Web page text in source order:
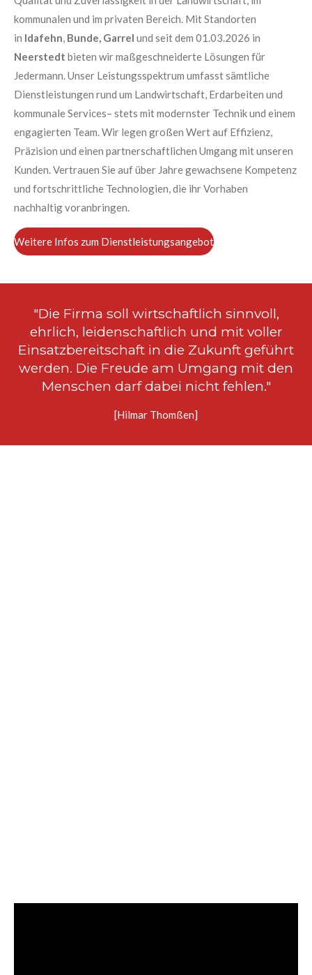
m
kommunalen und im privaten Bereich. Mit Standorten
in Idafehn, Bunde, Garrel und seit dem 01.03.2026 in
Neerstedt bieten wir maßgeschneiderte Lösungen für
Jedermann. Unser Leistungsspektrum umfasst sämtliche
Dienstleistungen rund um Landwirtschaft, Erdarbeiten und
kommunale Services– stets mit modernster Technik und einem
engagierten Team. Wir legen großen Wert auf Effizienz,
Präzision und einen partnerschaftlichen Umgang mit unseren
Kunden. Vertrauen Sie auf über Jahre gewachsene Kompetenz
und fortschrittliche Technologien, die ihr Vorhaben
nachhaltig voranbringen.
Weitere Infos zum Dienstleistungsangebot
"Die Firma soll wirtschaftlich sinnvoll,
ehrlich, leidenschaftlich und mit voller
Einsatzbereitschaft in die Zukunft geführt
werden. Die Freude am Umgang mit den
Menschen darf dabei nicht fehlen."
[Hilmar Thomßen]